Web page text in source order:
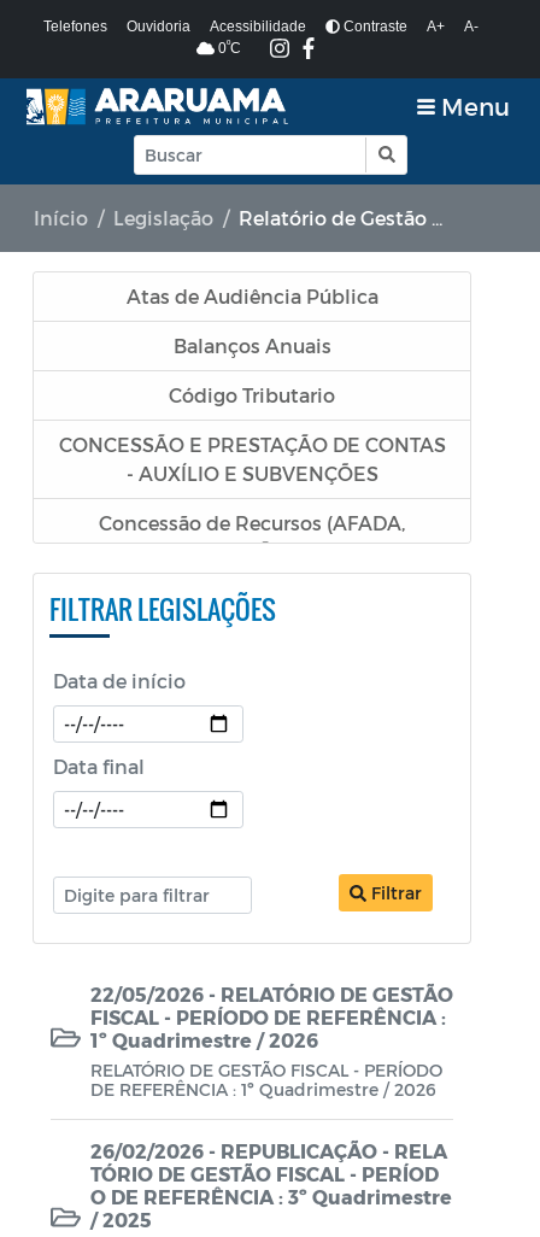
Telefones Ouvidoria Acessibilidade Contraste A+
A-
0ºC
Menu
Início Legislação Relatório de Gestão Fiscal (RGF) - A partir de 2021
Atas de Audiência Pública
Balanços Anuais
Código Tributario
CONCESSÃO E PRESTAÇÃO DE CONTAS
- AUXÍLIO E SUBVENÇÕES
Concessão de Recursos (AFADA,
PESTALOZZI e SÃO BENEDITO)
Constituição Federal
Decretos SEPOL
Decretos Sobre o Coronavírus COVID-19
Legislação ISS
Legislação Tributária - IPTU
Lei Aldir Blanc
Lei Aldir Blanc - PNAB 2
Lei Aldir Blanc - PNAB 2025
Lei Aldir Blanc - EDITAL EMERGENCIAL
DE PROJETOS CULTURAIS
Lei Aldir Blanc - SUBSÍDIO
FILTRAR LEGISLAÇÕES
Data de início
Data final
Filtrar
22/05/2026 - RELATÓRIO DE GESTÃO
FISCAL - PERÍODO DE REFERÊNCIA :
1º Quadrimestre / 2026
RELATÓRIO DE GESTÃO FISCAL - PERÍODO
DE REFERÊNCIA : 1º Quadrimestre / 2026
26/02/2026 - REPUBLICAÇÃO - RELA
TÓRIO DE GESTÃO FISCAL - PERÍOD
O DE REFERÊNCIA : 3º Quadrimestre
/ 2025